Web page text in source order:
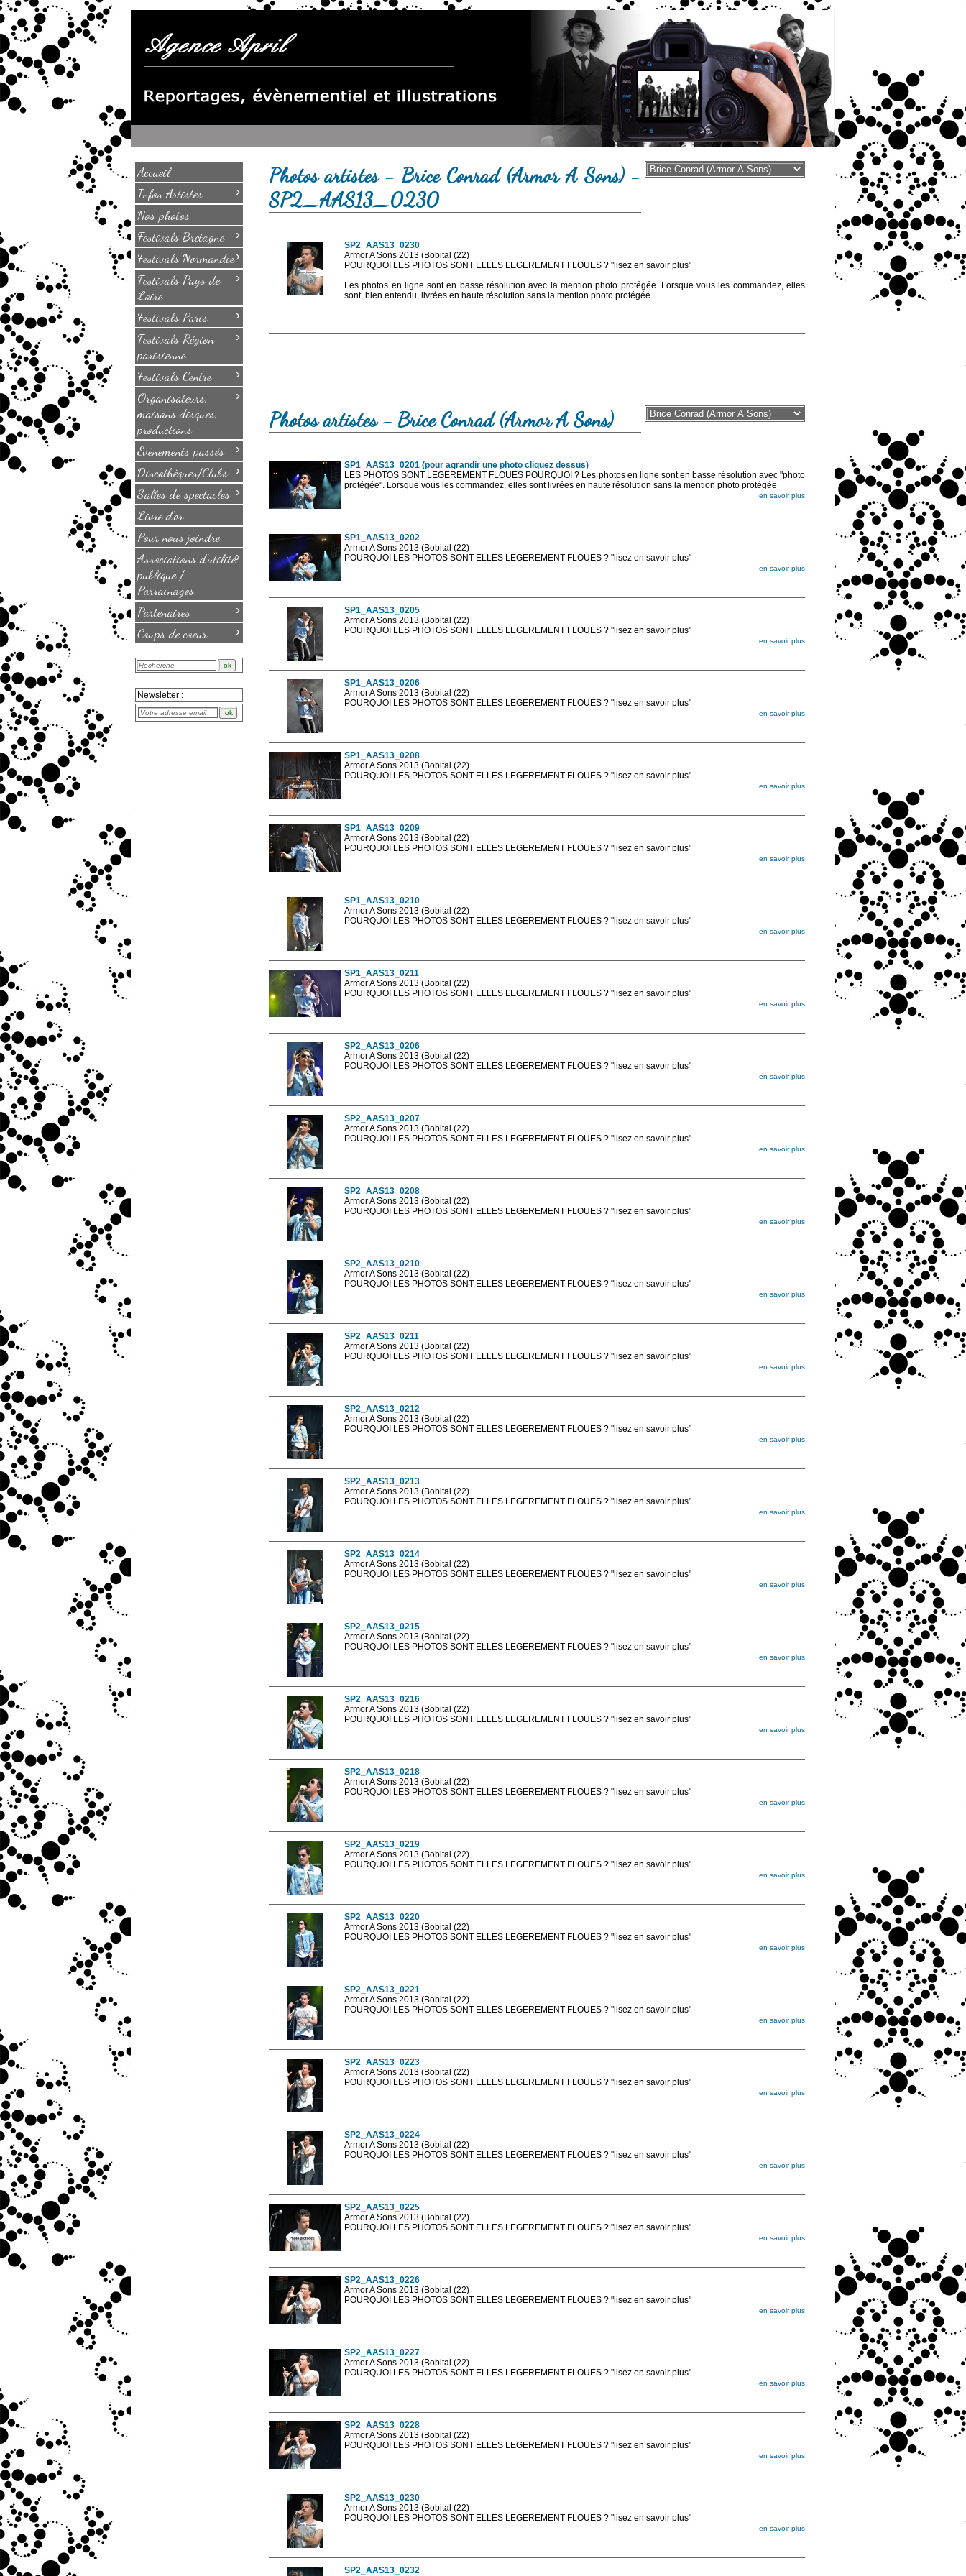
Accueil
Infos Artistes
›
Nos photos
Festivals Bretagne
›
Festivals Normandie›
Festivals Pays de
Loire
›
Festivals Paris ›
Festivals Région
parisienne
›
Festivals Centre ›
Organisateurs,
maisons disques,
productions
›
Evènements passés ›
Discothèques/Clubs ›
Salles de spectacles ›
Livre d'or
Pour nous joindre
Associations d'utilité
publique /
Parrainages
›
Partenaires ›
Coups de coeur ›
Newsletter :
Photos artistes - Brice Conrad (Armor A Sons) -
SP2_AAS13_0230
SP2_AAS13_0230
Armor A Sons 2013 (Bobital (22)
POURQUOI LES PHOTOS SONT ELLES LEGEREMENT FLOUES ? "lisez en savoir plus"
Les photos en ligne sont en basse résolution avec la mention photo protégée. Lorsque vous les commandez, elles
sont, bien entendu, livrées en haute résolution sans la mention photo protégée
Photos artistes - Brice Conrad (Armor A Sons)
SP1_AAS13_0201 (pour agrandir une photo cliquez dessus)
LES PHOTOS SONT LEGEREMENT FLOUES POURQUOI ? Les photos en ligne sont en basse résolution avec "photo
protégée". Lorsque vous les commandez, elles sont livrées en haute résolution sans la mention photo protégée
en savoir plus
SP1_AAS13_0202
Armor A Sons 2013 (Bobital (22)
POURQUOI LES PHOTOS SONT ELLES LEGEREMENT FLOUES ? "lisez en savoir plus"
en savoir plus
SP1_AAS13_0205
Armor A Sons 2013 (Bobital (22)
POURQUOI LES PHOTOS SONT ELLES LEGEREMENT FLOUES ? "lisez en savoir plus"
en savoir plus
SP1_AAS13_0206
Armor A Sons 2013 (Bobital (22)
POURQUOI LES PHOTOS SONT ELLES LEGEREMENT FLOUES ? "lisez en savoir plus"
en savoir plus
SP1_AAS13_0208
Armor A Sons 2013 (Bobital (22)
POURQUOI LES PHOTOS SONT ELLES LEGEREMENT FLOUES ? "lisez en savoir plus"
en savoir plus
SP1_AAS13_0209
Armor A Sons 2013 (Bobital (22)
POURQUOI LES PHOTOS SONT ELLES LEGEREMENT FLOUES ? "lisez en savoir plus"
en savoir plus
SP1_AAS13_0210
Armor A Sons 2013 (Bobital (22)
POURQUOI LES PHOTOS SONT ELLES LEGEREMENT FLOUES ? "lisez en savoir plus"
en savoir plus
SP1_AAS13_0211
Armor A Sons 2013 (Bobital (22)
POURQUOI LES PHOTOS SONT ELLES LEGEREMENT FLOUES ? "lisez en savoir plus"
en savoir plus
SP2_AAS13_0206
Armor A Sons 2013 (Bobital (22)
POURQUOI LES PHOTOS SONT ELLES LEGEREMENT FLOUES ? "lisez en savoir plus"
en savoir plus
SP2_AAS13_0207
Armor A Sons 2013 (Bobital (22)
POURQUOI LES PHOTOS SONT ELLES LEGEREMENT FLOUES ? "lisez en savoir plus"
en savoir plus
SP2_AAS13_0208
Armor A Sons 2013 (Bobital (22)
POURQUOI LES PHOTOS SONT ELLES LEGEREMENT FLOUES ? "lisez en savoir plus"
en savoir plus
SP2_AAS13_0210
Armor A Sons 2013 (Bobital (22)
POURQUOI LES PHOTOS SONT ELLES LEGEREMENT FLOUES ? "lisez en savoir plus"
en savoir plus
SP2_AAS13_0211
Armor A Sons 2013 (Bobital (22)
POURQUOI LES PHOTOS SONT ELLES LEGEREMENT FLOUES ? "lisez en savoir plus"
en savoir plus
SP2_AAS13_0212
Armor A Sons 2013 (Bobital (22)
POURQUOI LES PHOTOS SONT ELLES LEGEREMENT FLOUES ? "lisez en savoir plus"
en savoir plus
SP2_AAS13_0213
Armor A Sons 2013 (Bobital (22)
POURQUOI LES PHOTOS SONT ELLES LEGEREMENT FLOUES ? "lisez en savoir plus"
en savoir plus
SP2_AAS13_0214
Armor A Sons 2013 (Bobital (22)
POURQUOI LES PHOTOS SONT ELLES LEGEREMENT FLOUES ? "lisez en savoir plus"
en savoir plus
SP2_AAS13_0215
Armor A Sons 2013 (Bobital (22)
POURQUOI LES PHOTOS SONT ELLES LEGEREMENT FLOUES ? "lisez en savoir plus"
en savoir plus
SP2_AAS13_0216
Armor A Sons 2013 (Bobital (22)
POURQUOI LES PHOTOS SONT ELLES LEGEREMENT FLOUES ? "lisez en savoir plus"
en savoir plus
SP2_AAS13_0218
Armor A Sons 2013 (Bobital (22)
POURQUOI LES PHOTOS SONT ELLES LEGEREMENT FLOUES ? "lisez en savoir plus"
en savoir plus
SP2_AAS13_0219
Armor A Sons 2013 (Bobital (22)
POURQUOI LES PHOTOS SONT ELLES LEGEREMENT FLOUES ? "lisez en savoir plus"
en savoir plus
SP2_AAS13_0220
Armor A Sons 2013 (Bobital (22)
POURQUOI LES PHOTOS SONT ELLES LEGEREMENT FLOUES ? "lisez en savoir plus"
en savoir plus
SP2_AAS13_0221
Armor A Sons 2013 (Bobital (22)
POURQUOI LES PHOTOS SONT ELLES LEGEREMENT FLOUES ? "lisez en savoir plus"
en savoir plus
SP2_AAS13_0223
Armor A Sons 2013 (Bobital (22)
POURQUOI LES PHOTOS SONT ELLES LEGEREMENT FLOUES ? "lisez en savoir plus"
en savoir plus
SP2_AAS13_0224
Armor A Sons 2013 (Bobital (22)
POURQUOI LES PHOTOS SONT ELLES LEGEREMENT FLOUES ? "lisez en savoir plus"
en savoir plus
SP2_AAS13_0225
Armor A Sons 2013 (Bobital (22)
POURQUOI LES PHOTOS SONT ELLES LEGEREMENT FLOUES ? "lisez en savoir plus"
en savoir plus
SP2_AAS13_0226
Armor A Sons 2013 (Bobital (22)
POURQUOI LES PHOTOS SONT ELLES LEGEREMENT FLOUES ? "lisez en savoir plus"
en savoir plus
SP2_AAS13_0227
Armor A Sons 2013 (Bobital (22)
POURQUOI LES PHOTOS SONT ELLES LEGEREMENT FLOUES ? "lisez en savoir plus"
en savoir plus
SP2_AAS13_0228
Armor A Sons 2013 (Bobital (22)
POURQUOI LES PHOTOS SONT ELLES LEGEREMENT FLOUES ? "lisez en savoir plus"
en savoir plus
SP2_AAS13_0230
Armor A Sons 2013 (Bobital (22)
POURQUOI LES PHOTOS SONT ELLES LEGEREMENT FLOUES ? "lisez en savoir plus"
en savoir plus
SP2_AAS13_0232